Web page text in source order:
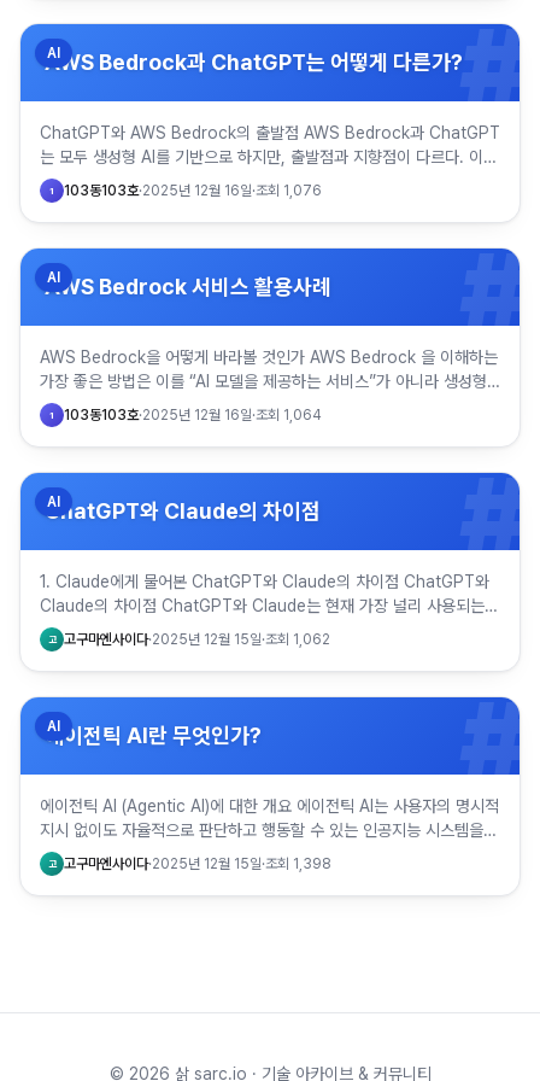
AWS Bedrock과 ChatGPT는 어떻게 다른가?#
AI
ChatGPT와 AWS Bedrock의 출발점 AWS Bedrock과 ChatGPT
는 모두 생성형 AI를 기반으로 하지만, 출발점과 지향점이 다르다. 이
둘의 차이는 “어떤 모델이 더 똑똑한가”가 …
1 103동103호·2025년 12월 16일·조회 1,076
AWS Bedrock 서비스 활용사례 #
AI
AWS Bedrock을 어떻게 바라볼 것인가 AWS Bedrock 을 이해하는
가장 좋은 방법은 이를 “AI 모델을 제공하는 서비스”가 아니라 생성형
AI를 실제 업무 시스템 안으로 끌어들이기 위한…
1 103동103호·2025년 12월 16일·조회 1,064
ChatGPT와 Claude의 차이점 #
AI
1. Claude에게 물어본 ChatGPT와 Claude의 차이점 ChatGPT와
Claude의 차이점 ChatGPT와 Claude는 현재 가장 널리 사용되는
대규모 언어모델 기반 AI 챗봇으로, …
고 고구마엔사이다·2025년 12월 15일·조회 1,062
에이전틱 AI란 무엇인가? #
AI
에이전틱 AI (Agentic AI)에 대한 개요 에이전틱 AI는 사용자의 명시적
지시 없이도 자율적으로 판단하고 행동할 수 있는 인공지능 시스템을
의미한다. 이는 전통적인 대화형 AI와 구별되는 …
고 고구마엔사이다·2025년 12월 15일·조회 1,398
© 2026 삵 sarc.io · 기술 아카이브 & 커뮤니티